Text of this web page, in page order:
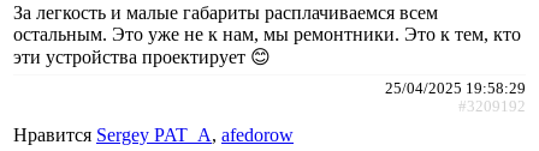
За легкость и малые габариты расплачиваемся всем
остальным. Это уже не к нам, мы ремонтники. Это к тем, кто
эти устройства проектирует 😊
25/04/2025 19:58:29
#3209192
Нравится Sergey PAT_A, afedorow